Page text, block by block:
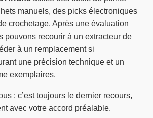
manuels, des picks électroniques
crochetage. Après une évaluation
pouvons recourir à un extracteur de
à un remplacement si
une précision technique et un
exemplaires.
: c’est toujours le dernier recours,
avec votre accord préalable.